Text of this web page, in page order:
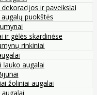
ir paveikslai
puokštės
ir gėlės skardinėse
rinkiniai
lauko augalai
žoliniai augalai